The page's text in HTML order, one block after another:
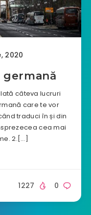
2020
câteva lucruri
care te vor
traduci în și din
cea mai
2.[…]
0
1227